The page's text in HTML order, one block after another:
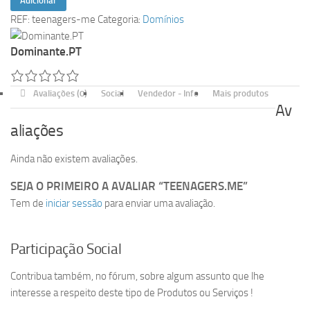
de
teenagers.me
REF: teenagers-me Categoria: Domínios
Dominante.PT
Avaliações (0) Social Vendedor - Info Mais produtos
Av
aliações
Ainda não existem avaliações.
SEJA O PRIMEIRO A AVALIAR “TEENAGERS.ME”
Tem de iniciar sessão para enviar uma avaliação.
Participação Social
Contribua também, no fórum, sobre algum assunto que lhe
interesse a respeito deste tipo de Produtos ou Serviços !